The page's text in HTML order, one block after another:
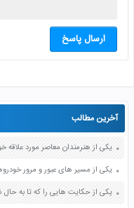
ارسال پاسخ
آخرین مطالب
یکی از مسیر های عبور و مرور